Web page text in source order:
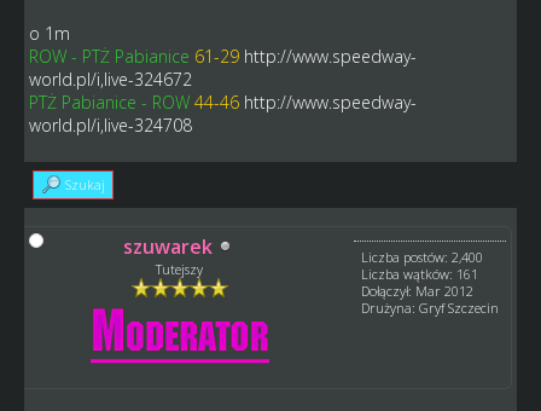
o 1m
ROW - PTŻ Pabianice 61-29 http://www.speedway-
world.pl/i,live-324672
PTŻ Pabianice - ROW 44-46 http://www.speedway-
world.pl/i,live-324708
Szukaj
szuwarek
Tutejszy
Liczba postów: 2,400
Liczba wątków: 161
Dołączył: Mar 2012
Drużyna: Gryf Szczecin